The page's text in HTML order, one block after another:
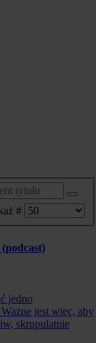
#
jedno
jest więc, aby
skrupulatnie